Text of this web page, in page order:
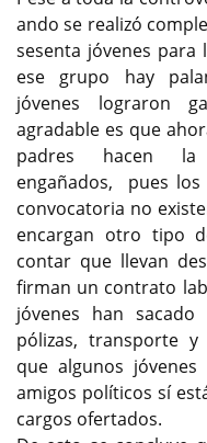
ando se realizó
sesenta jóvenes
ese grupo hay
jóvenes lograron
agradable es que
padres hacen la
engañados, pues
convocatoria no
encargan otro tipo
contar que llevan
firman un contrato
jóvenes han
pólizas, transporte y
que algunos
amigos políticos sí
cargos ofertados.